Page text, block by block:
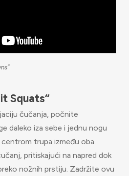
Squats“
čučanja, počnite
daleko iza sebe i jednu nogu
trupa između oba.
pritiskajući na napred dok
nožnih prstiju. Zadržite ovu